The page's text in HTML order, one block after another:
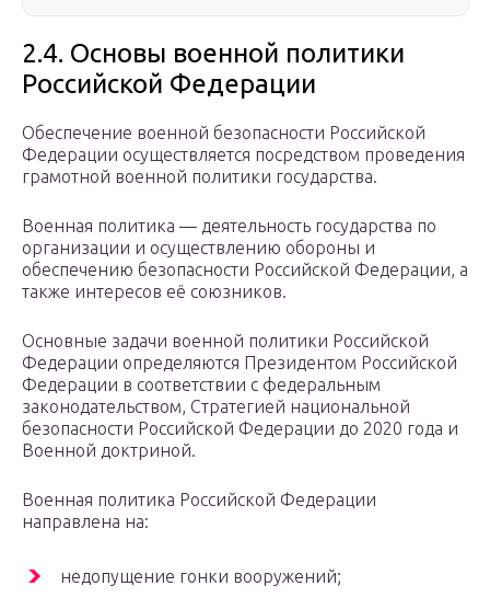
2.4. Основы военной политики
Российской Федерации
Обеспечение военной безопасности Российской
Федерации осуществляется посредством проведения
грамотной военной политики государства.
Военная политика — деятельность государства по
организации и осуществлению обороны и
обеспечению безопасности Российской Федерации, а
также интересов её союзников.
Основные задачи военной политики Российской
Федерации определяются Президентом Российской
Федерации в соответствии с федеральным
законодательством, Стратегией национальной
безопасности Российской Федерации до 2020 года и
Военной доктриной.
Военная политика Российской Федерации
направлена на:
недопущение гонки вооружений;